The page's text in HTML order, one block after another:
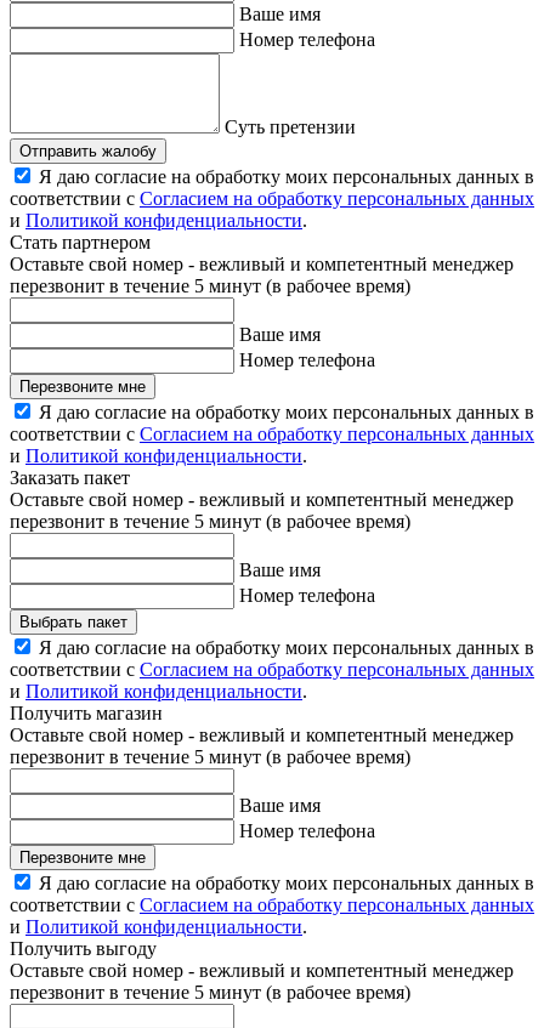
Ваше имя
Номер телефона
Суть претензии
Отправить жалобу
Я даю согласие на обработку моих персональных данных в
соответствии с Согласием на обработку персональных данных
и Политикой конфиденциальности.
Стать партнером
Оставьте свой номер - вежливый и компетентный менеджер
перезвонит в течение 5 минут (в рабочее время)
Ваше имя
Номер телефона
Перезвоните мне
Я даю согласие на обработку моих персональных данных в
соответствии с Согласием на обработку персональных данных
и Политикой конфиденциальности.
Заказать пакет
Оставьте свой номер - вежливый и компетентный менеджер
перезвонит в течение 5 минут (в рабочее время)
Ваше имя
Номер телефона
Выбрать пакет
Я даю согласие на обработку моих персональных данных в
соответствии с Согласием на обработку персональных данных
и Политикой конфиденциальности.
Получить магазин
Оставьте свой номер - вежливый и компетентный менеджер
перезвонит в течение 5 минут (в рабочее время)
Ваше имя
Номер телефона
Перезвоните мне
Я даю согласие на обработку моих персональных данных в
соответствии с Согласием на обработку персональных данных
и Политикой конфиденциальности.
Получить выгоду
Оставьте свой номер - вежливый и компетентный менеджер
перезвонит в течение 5 минут (в рабочее время)